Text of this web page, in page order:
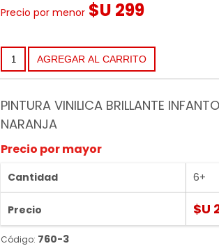
Precio por menor $U 299
PINTURA VINILICA BRILLANTE
NARANJA
Precio por mayor
Cantidad 6+
Precio $U
Código: 760-3